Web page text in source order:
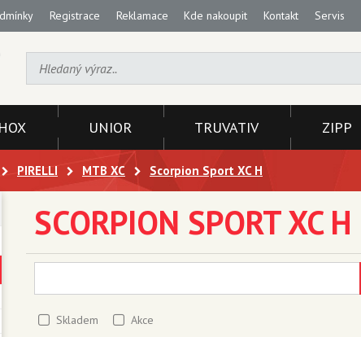
Registrace Reklamace Kde nakoupit Kontakt Servis
UNIOR TRUVATIV ZIPP
PIRELLI MTB XC Scorpion Sport XC H
SCORPION SPORT XC H
Skladem Akce